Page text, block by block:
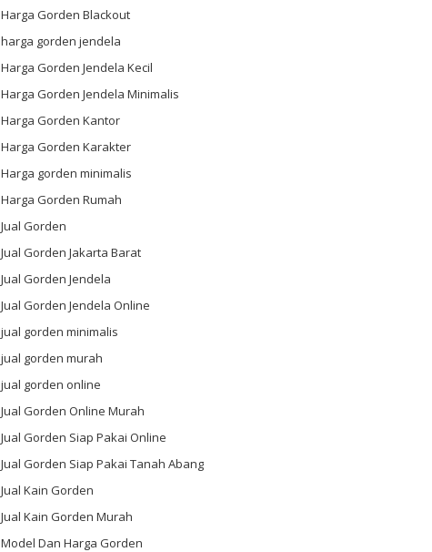
Harga Gorden Blackout
harga gorden jendela
Harga Gorden Jendela Kecil
Harga Gorden Jendela Minimalis
Harga Gorden Kantor
Harga Gorden Karakter
Harga gorden minimalis
Harga Gorden Rumah
Jual Gorden
Jual Gorden Jakarta Barat
Jual Gorden Jendela
Jual Gorden Jendela Online
jual gorden minimalis
jual gorden murah
jual gorden online
Jual Gorden Online Murah
Jual Gorden Siap Pakai Online
Jual Gorden Siap Pakai Tanah Abang
Jual Kain Gorden
Jual Kain Gorden Murah
Model Dan Harga Gorden